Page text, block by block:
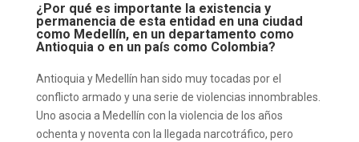
¿Por qué es importante la existencia y
permanencia de esta entidad en una ciudad
como Medellín, en un departamento como
Antioquia o en un país como Colombia?
Antioquia y Medellín han sido muy tocadas por el
conflicto armado y una serie de violencias innombrables.
Uno asocia a Medellín con la violencia de los años
ochenta y noventa con la llegada narcotráfico, pero